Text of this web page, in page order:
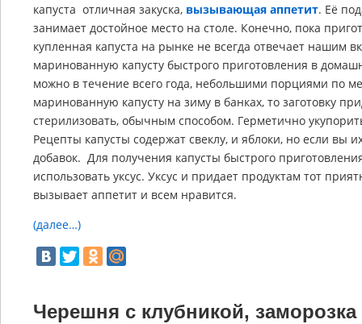
капуста отличная закуска, вызывающая аппетит. Её
занимает достойное место на столе. Конечно, пока
купленная капуста на рынке не всегда отвечает нашим
маринованную капусту быстрого приготовления в
можно в течение всего года, небольшими порциями по
маринованную капусту на зиму в банках, то заготовку
стерилизовать, обычным способом. Герметично
Рецепты капусты содержат свеклу, и яблоки, но если вы
добавок. Для получения капусты быстрого
использовать уксус. Уксус и придает продуктам тот
вызывает аппетит и всем нравится.
(далее…)
Черешня с клубникой,